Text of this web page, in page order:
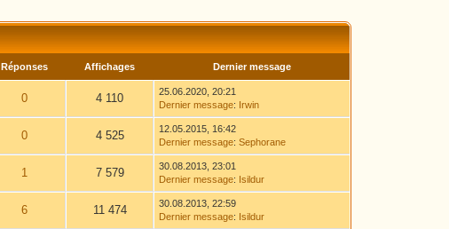
Réponses Affichages Dernier message
0 4 110
25.06.2020, 20:21
Dernier message: Irwin
0 4 525
12.05.2015, 16:42
Dernier message:Sephorane
1 7 579
30.08.2013, 23:01
Dernier message: Isildur
6 11 474
30.08.2013, 22:59
Dernier message: Isildur